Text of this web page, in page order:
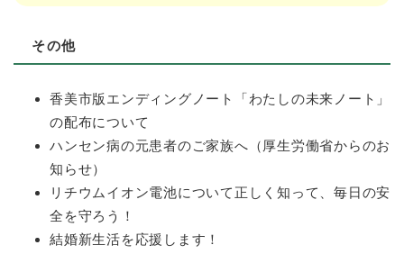
その他
香美市版エンディングノート「わたしの未来ノート」
の配布について
ハンセン病の元患者のご家族へ（厚生労働省からのお
知らせ）
リチウムイオン電池について正しく知って、毎日の安
全を守ろう！
結婚新生活を応援します！